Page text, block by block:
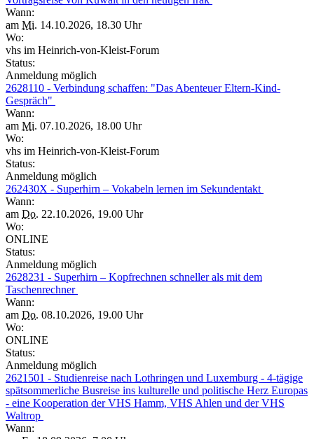
Wann:
am Mi. 14.10.2026, 18.30 Uhr
Wo:
vhs im Heinrich-von-Kleist-Forum
Status:
Anmeldung möglich
2628110 - Verbindung schaffen: "Das Abenteuer Eltern-Kind-
Gespräch"
Wann:
am Mi. 07.10.2026, 18.00 Uhr
Wo:
vhs im Heinrich-von-Kleist-Forum
Status:
Anmeldung möglich
262430X - Superhirn – Vokabeln lernen im Sekundentakt
Wann:
am Do. 22.10.2026, 19.00 Uhr
Wo:
ONLINE
Status:
Anmeldung möglich
2628231 - Superhirn – Kopfrechnen schneller als mit dem
Taschenrechner
Wann:
am Do. 08.10.2026, 19.00 Uhr
Wo:
ONLINE
Status:
Anmeldung möglich
2621501 - Studienreise nach Lothringen und Luxemburg - 4-tägige
spätsommerliche Busreise ins kulturelle und politische Herz Europas
- eine Kooperation der VHS Hamm, VHS Ahlen und der VHS
Waltrop
Wann: